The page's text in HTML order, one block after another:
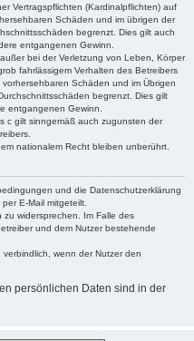
Vertragspflichten (Kardinalpflichten) auf
Schäden und im übrigen der
begrenzt. Dies gilt auch
entgangenen Gewinn.
bei der Verletzung von Leben, Körper
fahrlässigem Verhalten des Betreibers
Schäden und im Übrigen
begrenzt. Dies gilt
entgangenen Gewinn.
c gilt sinngemäß auch zugunsten der
nationalem Recht bleiben unberührt.
und die Datenschutzerklärung
E-Mail mitgeteilt.
widersprechen. Im Falle des
und dem Nutzer bestehende
wenn der Nutzer den
persönlichen Daten sind in der